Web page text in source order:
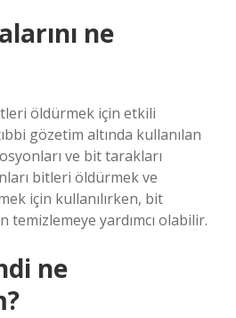
ne
öldürmek için etkili
gözetim altında kullanılan
ve bit tarakları
bitleri öldürmek ve
için kullanılırken, bit
temizlemeye yardımcı olabilir.
ne